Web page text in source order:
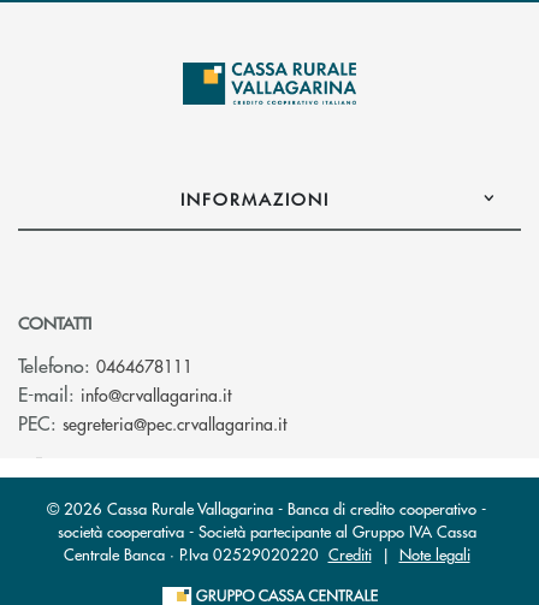
INFORMAZIONI
CONTATTI
Telefono: 0464678111
E-mail: info@crvallagarina.it(si apre l’app di posta elettronica)
PEC: segreteria@pec.crvallagarina.it(si apre l’app di posta
© 2026 Cassa Rurale Vallagarina - Banca di credito cooperativo -
società cooperativa - Società partecipante al Gruppo IVA Cassa
Centrale Banca · P.Iva 02529020220 Crediti| Note legali